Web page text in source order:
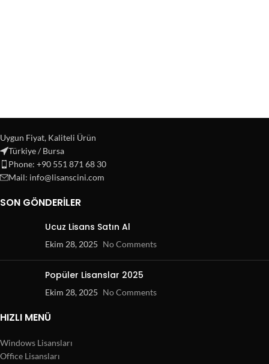
Uygun Fiyat, Kaliteli Ürün
Türkiye / Bursa
Phone: +90 551 871 68 30
Mail: info@lisanscini.com
SON GÖNDERILER
Ucuz Lisans Satın Al
Ekim 28, 2025 No Comments
Popüler Lisanslar 2025
Ekim 28, 2025 No Comments
HIZLI MENÜ
Windows Lisansları
Office Lisansları